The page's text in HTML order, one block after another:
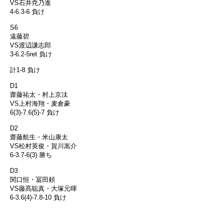
VS石井尭乃進
4-6.3-6 負け
S6
遠藤碧
VS渡辺謙志郎
3-6.2-5ret 負け
計1-8 負け
D1
齋藤祐太・村上京汰
VS上村海翔・麦倉豪
6(3)-7.6(5)-7 負け
D2
齋藤航生・米山康太
VS松村英俊・賀川嵩介
6-3.7-6(3) 勝ち
D3
関口恒・冨田頼
VS藤髙聡真・大塚元暉
6-3.6(4)-7.8-10 負け